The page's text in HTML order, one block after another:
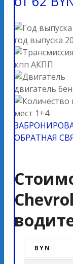
год выпуска
кпп АКПП
двигатель
мест 1+4
ОБРАТНАЯ
BYN